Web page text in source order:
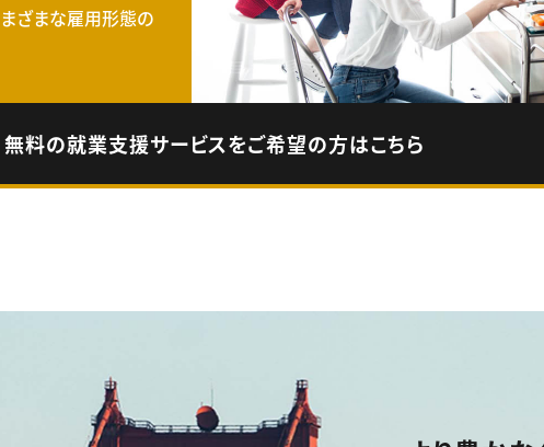
まざまな雇用形態の
無料の就業支援サービスをご希望の方はこちら